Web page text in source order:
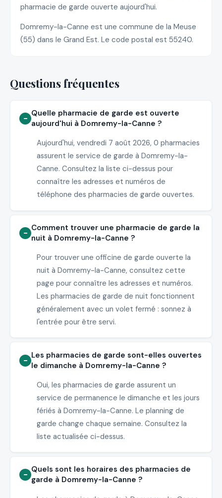
pharmacie de garde ouverte aujourd'hui.
Domremy-la-Canne est une commune de la Meuse
(55) dans le Grand Est. Le code postal est 55240.
Questions fréquentes
Quelle pharmacie de garde est ouverte
aujourd'hui à Domremy-la-Canne ?
Aujourd'hui, vendredi 7 août 2026, 0 pharmacies
assurent le service de garde à Domremy-la-
Canne. Consultez la liste ci-dessus pour
connaître les adresses et numéros de
téléphone des pharmacies de garde ouvertes.
Comment trouver une pharmacie de garde la
nuit à Domremy-la-Canne ?
Pour trouver une officine de garde ouverte la
nuit à Domremy-la-Canne, consultez cette
page pour connaître les adresses et numéros.
Les pharmacies de garde de nuit fonctionnent
généralement avec un volet fermé : sonnez à
l'entrée pour être servi.
Les pharmacies de garde sont-elles ouvertes
le dimanche à Domremy-la-Canne ?
Oui, les pharmacies de garde assurent un
service de permanence le dimanche et les jours
fériés à Domremy-la-Canne. Le planning de
garde change chaque semaine. Consultez la
liste actualisée ci-dessus.
Quels sont les horaires des pharmacies de
garde à Domremy-la-Canne ?